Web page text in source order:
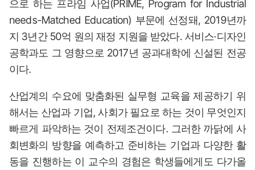
으로 하는 프라임 사업(PRIME, Program for Industrial
needs-Matched Education) 부문에 선정돼, 2019년까
지 3년간 50억 원의 재정 지원을 받았다. 서비스·디자인
공학과도 그 영향으로 2017년 공과대학에 신설된 전공
이다.
산업계의 수요에 맞춤화된 실무형 교육을 제공하기 위
해서는 산업과 기업, 사회가 필요로 하는 것이 무엇인지
빠르게 파악하는 것이 전제조건이다. 그러한 까닭에 사
회변화의 방향을 예측하고 준비하는 기업과 다양한 활
동을 진행하는 이 교수의 경험은 학생들에게도 다가올